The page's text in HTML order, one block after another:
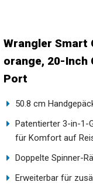
Wrangler Smart
orange, 20-Inch
Port
50.8 cm
Patentierter 3-in-1-
für Komfort auf
Doppelte Spinner-
Erweiterbar für